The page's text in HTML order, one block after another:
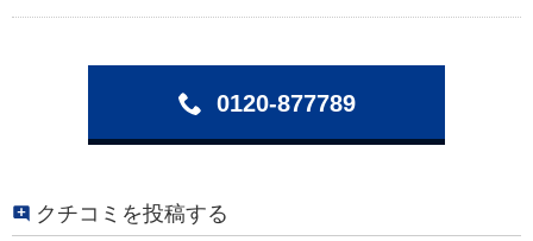
0120-877789
クチコミを投稿する